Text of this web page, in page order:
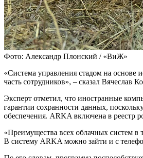
Фото: Александр Плонский / «ВиЖ»
«Система управления стадом на основе
часть сотрудников», – сказал Вячеслав
Эксперт отметил, что иностранные
гарантии сохранности данных,
обеспечения. ARKA включена в реестр
«Преимущества всех облачных систем в
В систему ARKA можно зайти и с